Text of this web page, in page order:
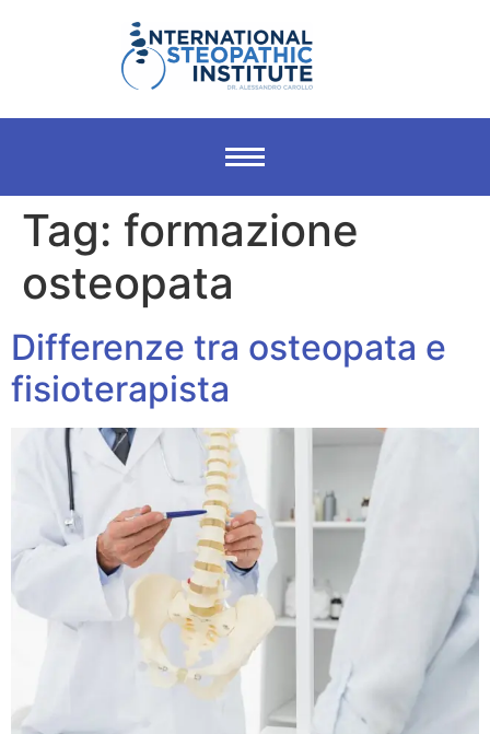
Tag: formazione
osteopata
Differenze tra osteopata e
fisioterapista